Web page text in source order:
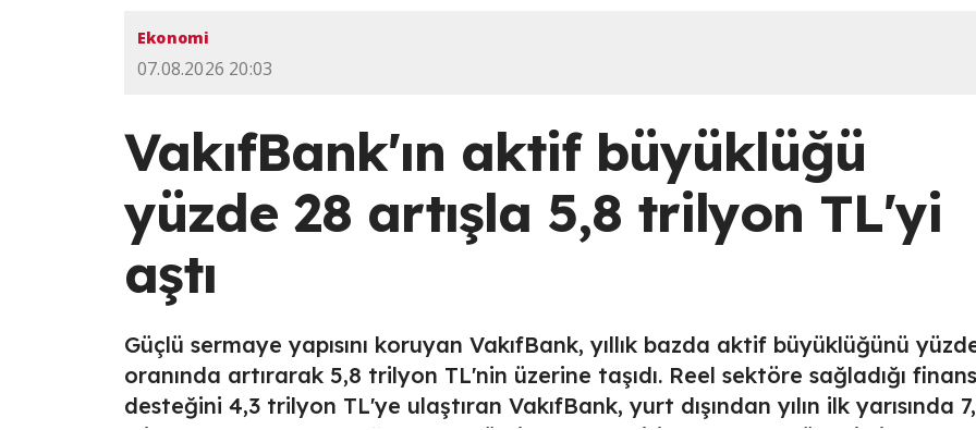
Ekonomi
07.08.2026 20:03
VakıfBank'ın aktif büyüklüğü
yüzde 28 artışla 5,8 trilyon TL'yi
aştı
Güçlü sermaye yapısını koruyan VakıfBank, yıllık bazda aktif büyüklüğünü
oranında artırarak 5,8 trilyon TL'nin üzerine taşıdı. Reel sektöre sağladığı
desteğini 4,3 trilyon TL'ye ulaştıran VakıfBank, yurt dışından yılın ilk yarısında